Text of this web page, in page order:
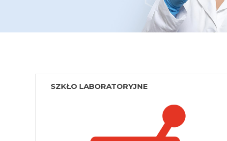
SZKŁO LABORATORYJNE